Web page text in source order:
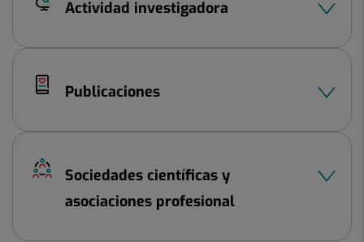
Actividad investigadora
Publicaciones
Sociedades científicas y
asociaciones profesional